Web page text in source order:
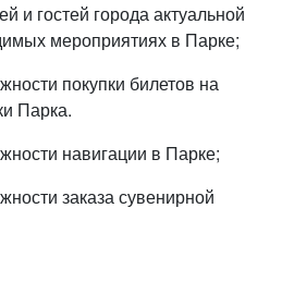
гостей города актуальной
мероприятиях в Парке;
покупки билетов на
Парка.
навигации в Парке;
заказа сувенирной